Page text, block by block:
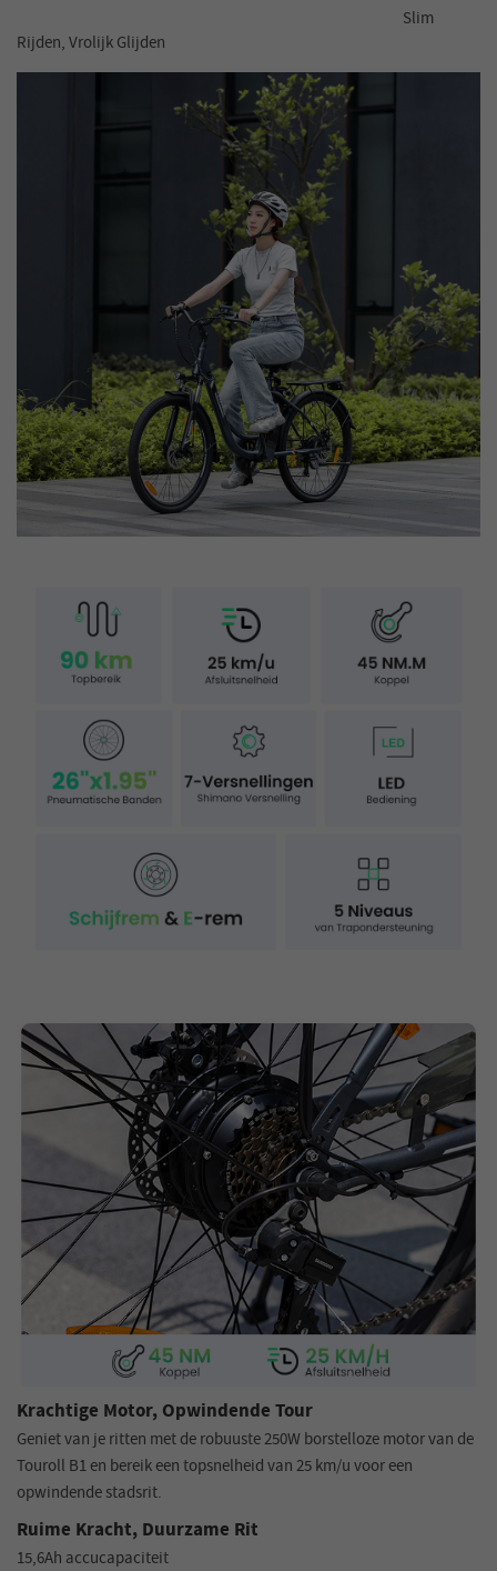
Slim
Rijden, Vrolijk Glijden
Krachtige Motor, Opwindende Tour
Geniet van je ritten met de robuuste 250W borstelloze motor van de
Touroll B1 en bereik een topsnelheid van 25 km/u voor een
opwindende stadsrit.
Ruime Kracht, Duurzame Rit
15,6Ah accucapaciteit